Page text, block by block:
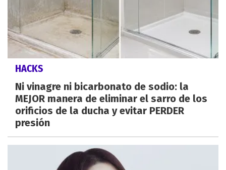
HACKS
Ni vinagre ni bicarbonato de sodio: la
MEJOR manera de eliminar el sarro de los
orificios de la ducha y evitar PERDER
presión